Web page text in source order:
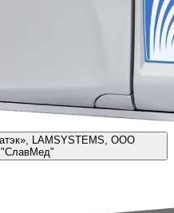
LAMSYSTEMS, ООО
"СлавМед"